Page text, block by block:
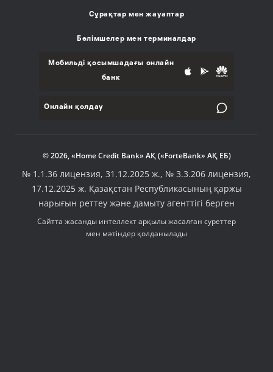
Сұрақтар мен жауаптар
Бөлімшелер мен терминалдар
Мобильді қосымшадағы онлайн
банк
Онлайн қолдау
© 2026, «Home Credit Bank» АҚ («ForteBank» АҚ ЕБ)
№ 1.1.36 лицензия, 31.12.2025 ж., № 3.3.206 лицензия,
17.12.2025 ж. Қазақстан Республикасының қаржы
нарығын реттеу және дамыту агенттігі берген
Сайтта жасанды интеллект арқылы жасалған суреттер
мен мәтіндер қолданылады